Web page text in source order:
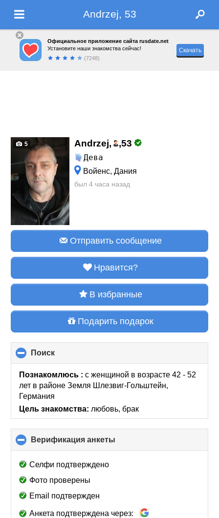
Andrzej, 53
Официальное приложение сайта rusdate.net
Установите наши знакомства сейчас!
(7248)
Скачать
5 Andrzej, ,53
Дева
Войенс, Дания
был 4 часа назад
Отправить сообщение
Нравится?
В избранные
Подарить подарок
Поиск
to
collapse
contents
Познакомлюсь :с женщиной в возрасте 42 - 52
лет в районе Земля Шлезвиг-Гольштейн,
Германия
Цель знакомства: любовь, брак
Верификация анкеты
to
Селфи подтверждено
Фото проверены
Email подтвержден
Анкета подтверждена через: